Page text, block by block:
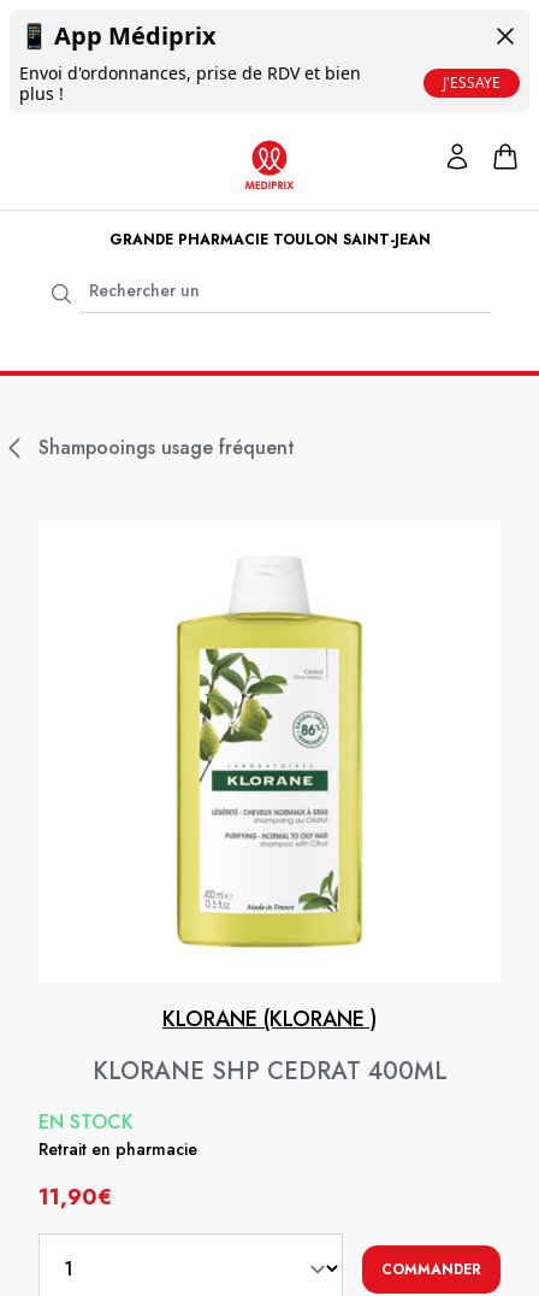
📱 App Médiprix
Envoi d'ordonnances, prise de RDV et bien
plus !
J'ESSAYE
GRANDE PHARMACIE TOULON SAINT-JEAN
Shampooings usage fréquent
KLORANE (KLORANE )
KLORANE SHP CEDRAT 400ML
EN STOCK
Retrait en pharmacie
11,90€
COMMANDER